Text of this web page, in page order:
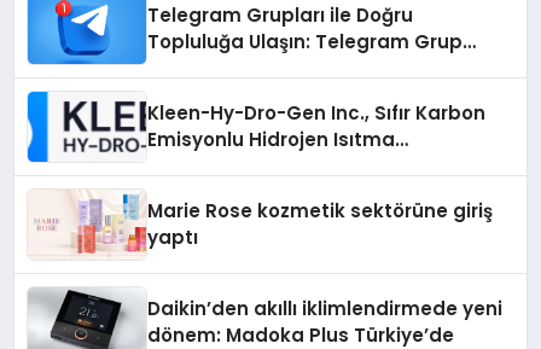
Telegram Grupları ile Doğru
Topluluğa Ulaşın: Telegram Grup
Kleen-Hy-Dro-Gen Inc., Sıfır Karbon
Emisyonlu Hidrojen Isıtma
Marie Rose kozmetik sektörüne giriş
yaptı
Daikin’den akıllı iklimlendirmede yeni
dönem: Madoka Plus Türkiye’de